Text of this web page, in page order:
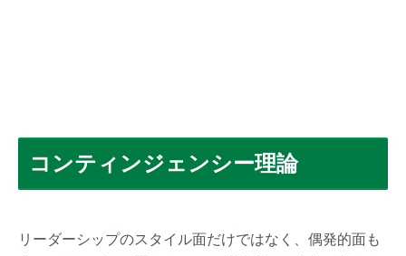
コンティンジェンシー理論
リーダーシップのスタイル面だけではなく、偶発的面も